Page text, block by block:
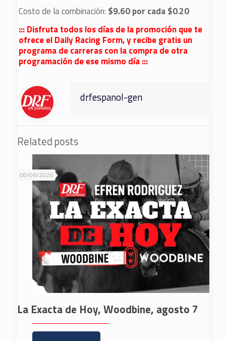
Costo de la combinación: $9.60 por cada $0.20
::: Disfruta todos los días de la promoción que te
ofreceel Daily Racing Form, y recibe gratis un
programa de carreras con la compra de otra
programación de ese mismo día :::
drfespanol-gen
Related posts
08/06/2026
La Exacta de Hoy, Woodbine, agosto 7